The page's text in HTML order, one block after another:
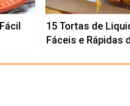
15 Tortas de
Fáceis e Rápidas